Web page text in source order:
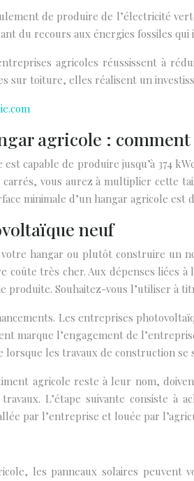
de produire de l’électricité
du recours aux énergies fossiles
agricoles réussissent à
sur toiture, elles réalisent un
agricole : comment
capable de produire jusqu’à 374
vous aurez à multiplier cette
minimale d’un hangar agricole est
neuf
hangar ou plutôt construire un
coûte très cher. Aux dépenses liées
produite. Souhaitez-vous l’utiliser à
Les entreprises
marque l’engagement de
les travaux de construction
agricole reste à leur nom,
L’étape suivante consiste à
par l’entreprise et louée par
les panneaux solaires